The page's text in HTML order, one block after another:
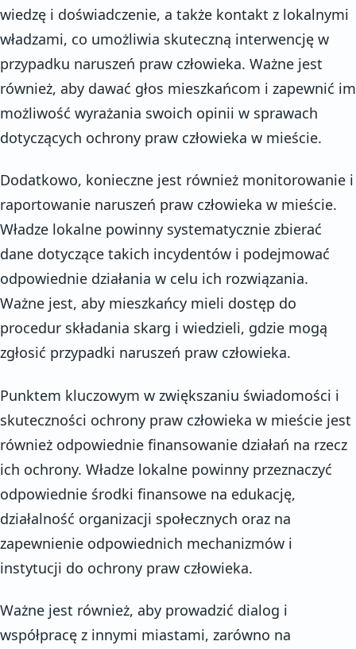
wiedzę i doświadczenie, a także kontakt z lokalnymi
władzami, co umożliwia skuteczną interwencję w
przypadku naruszeń praw człowieka. Ważne jest
również, aby dawać głos mieszkańcom i zapewnić im
możliwość wyrażania swoich opinii w sprawach
dotyczących ochrony praw człowieka w mieście.
Dodatkowo, konieczne jest również monitorowanie i
raportowanie naruszeń praw człowieka w mieście.
Władze lokalne powinny systematycznie zbierać
dane dotyczące takich incydentów i podejmować
odpowiednie działania w celu ich rozwiązania.
Ważne jest, aby mieszkańcy mieli dostęp do
procedur składania skarg i wiedzieli, gdzie mogą
zgłosić przypadki naruszeń praw człowieka.
Punktem kluczowym w zwiększaniu świadomości i
skuteczności ochrony praw człowieka w mieście jest
również odpowiednie finansowanie działań na rzecz
ich ochrony. Władze lokalne powinny przeznaczyć
odpowiednie środki finansowe na edukację,
działalność organizacji społecznych oraz na
zapewnienie odpowiednich mechanizmów i
instytucji do ochrony praw człowieka.
Ważne jest również, aby prowadzić dialog i
współpracę z innymi miastami, zarówno na